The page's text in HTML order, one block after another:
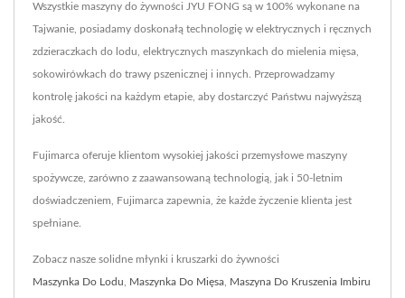
Wszystkie maszyny do żywności JYU FONG są w 100% wykonane na
Tajwanie, posiadamy doskonałą technologię w elektrycznych i ręcznych
zdzieraczkach do lodu, elektrycznych maszynkach do mielenia mięsa,
sokowirówkach do trawy pszenicznej i innych. Przeprowadzamy
kontrolę jakości na każdym etapie, aby dostarczyć Państwu najwyższą
jakość.
Fujimarca oferuje klientom wysokiej jakości przemysłowe maszyny
spożywcze, zarówno z zaawansowaną technologią, jak i 50-letnim
doświadczeniem, Fujimarca zapewnia, że każde życzenie klienta jest
spełniane.
Zobacz nasze solidne młynki i kruszarki do żywności
Maszynka Do Lodu, Maszynka Do Mięsa, Maszyna Do Kruszenia Imbiru